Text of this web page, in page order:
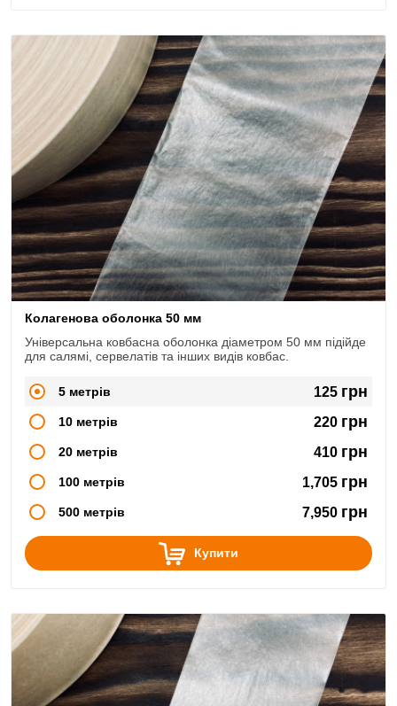
Колагенова оболонка 50 мм
Універсальна ковбасна оболонка діаметром 50 мм підійде
для салямі, сервелатів та інших видів ковбас.
5 метрів 125 грн
10 метрів 220 грн
20 метрів 410 грн
100 метрів 1,705 грн
500 метрів 7,950 грн
Купити